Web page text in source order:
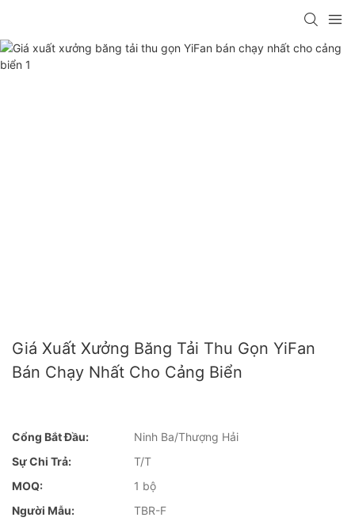
Giá Xuất Xưởng Băng Tải Thu Gọn YiFan
Bán Chạy Nhất Cho Cảng Biển
Cổng Bắt Đầu:
Ninh Ba/Thượng Hải
Sự Chi Trả:
T/T
MOQ:
1 bộ
Người Mẫu:
TBR-F